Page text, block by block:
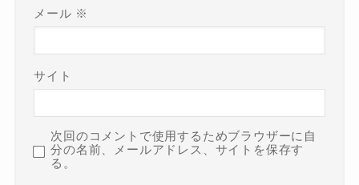
メール ※
サイト
次回のコメントで使用するためブラウザーに自
分の名前、メールアドレス、サイトを保存す
る。